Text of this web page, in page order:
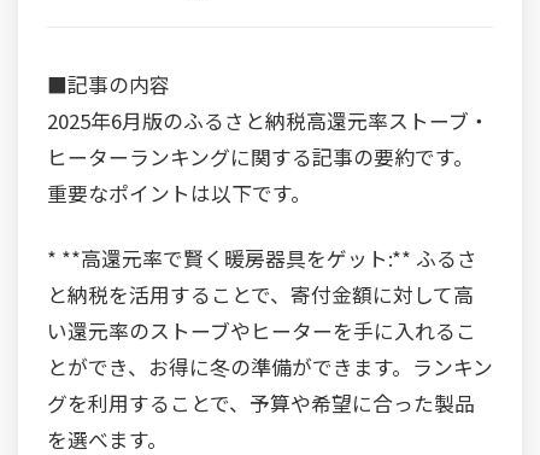
■記事の内容
2025年6月版のふるさと納税高還元率ストーブ・
ヒーターランキングに関する記事の要約です。
重要なポイントは以下です。
* **高還元率で賢く暖房器具をゲット:** ふるさ
と納税を活用することで、寄付金額に対して高
い還元率のストーブやヒーターを手に入れるこ
とができ、お得に冬の準備ができます。ランキン
グを利用することで、予算や希望に合った製品
を選べます。